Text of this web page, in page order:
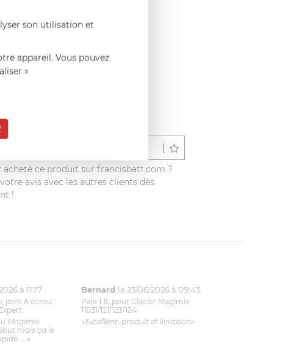
acheté ce produit sur francisbatt.com ?
avis avec les autres clients dès
!
à 11:17
joint & écrou
Magimix.
mais ça le
...»
Bernard le 23/06/2026 à 09:43
Pale 1.1L pour Glacier Magimix
11031/121/123/124
«Excellent: produit et livraison»
son utilisation et
appareil. Vous pouvez
»